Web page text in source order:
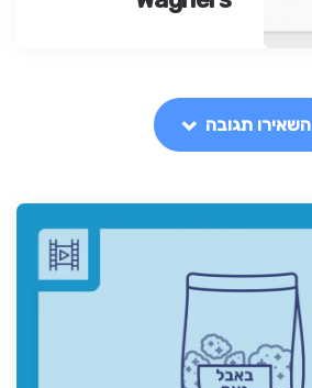
השאירו תגובה